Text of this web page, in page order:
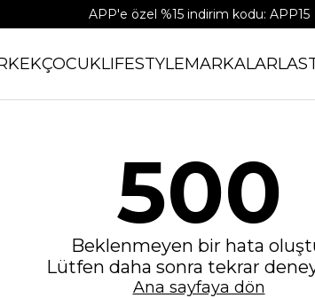
APP'e özel %15 indirim kodu: APP15
ÇOCUKLIFESTYLEMARKALAR
500
Beklenmeyen bir hata
Lütfen daha sonra tekrar
Ana sayfaya dön